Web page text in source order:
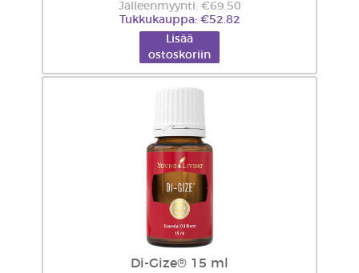
Jälleenmyynti: €69.50
Tukkukauppa: €52.82
Lisää
ostoskoriin
Di-Gize® 15 ml